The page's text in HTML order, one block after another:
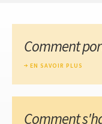
Comment
EN SAVOIR PLUS
Comment